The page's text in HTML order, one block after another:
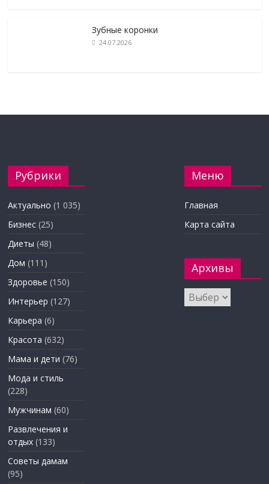
Зубные коронки
24.07.2026
Рубрики
Актуально (1 035)
Бизнес (25)
Диеты (48)
Дом (111)
Здоровье (150)
Интерьер (127)
Карьера (6)
Красота (632)
Мама и дети (76)
Мода и стиль
(228)
Мужчинам (60)
Развлечения и
отдых (133)
Советы дамам
(95)
Меню
Главная
Карта сайта
Архивы
Архивы